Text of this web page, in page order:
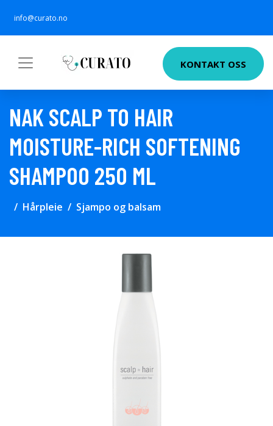
info@curato.no
KONTAKT OSS
NAK SCALP TO HAIR
MOISTURE-RICH SOFTENING
SHAMPOO 250 ML
Hårpleie Sjampo og balsam